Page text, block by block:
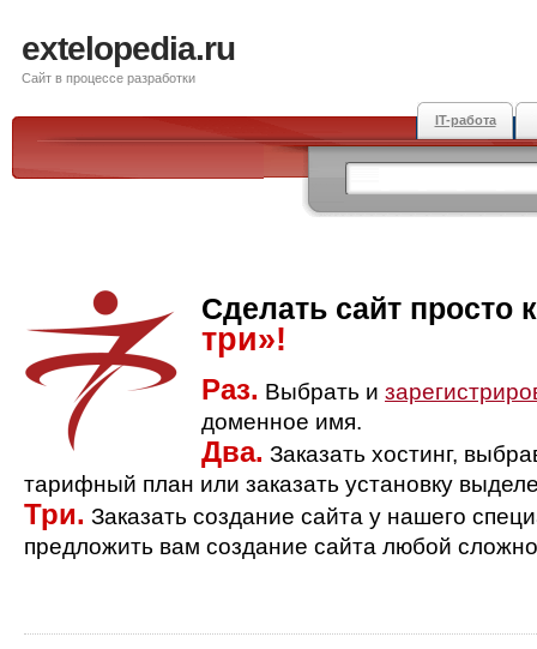
extelopedia.ru
Сайт в процессе разработки
IT-работа
Сделать сайт просто
три»!
Раз. Выбрать и
доменное имя.
Два. Заказать хостинг,
тарифный план или заказать установку
Три. Заказать создание сайта у нашего
предложить вам создание сайта любой